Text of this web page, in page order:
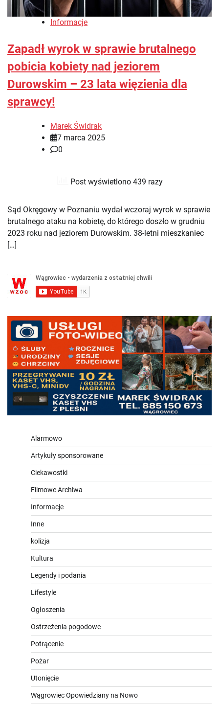
Informacje
Zapadł wyrok w sprawie brutalnego
pobicia kobiety nad jeziorem
Durowskim – 23 lata więzienia dla
sprawcy!
Marek Świdrak
7 marca 2025
0
Post wyświetlono 439 razy
Sąd Okręgowy w Poznaniu wydał wczoraj wyrok w sprawie
brutalnego ataku na kobietę, do którego doszło w grudniu
2023 roku nad jeziorem Durowskim. 38-letni mieszkaniec
[…]
Alarmowo
Artykuły sponsorowane
Ciekawostki
Filmowe Archiwa
Informacje
Inne
kolizja
Kultura
Legendy i podania
Lifestyle
Ogłoszenia
Ostrzeżenia pogodowe
Potrącenie
Pożar
Utonięcie
Wągrowiec Opowiedziany na Nowo